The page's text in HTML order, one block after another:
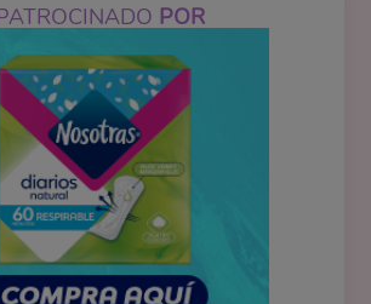
POR